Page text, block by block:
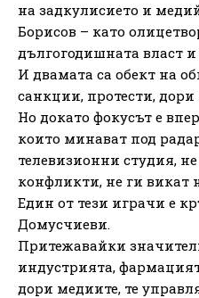
на задкулисието и
Борисов – като
дългогодишната власт
И двамата са обект на
санкции, протести,
Но докато фокусът е
които минават под
телевизионни студия,
конфликти, не ги викат
Един от тези играчи е
Домусчиеви.
Притежавайки
индустрията,
дори медиите, те